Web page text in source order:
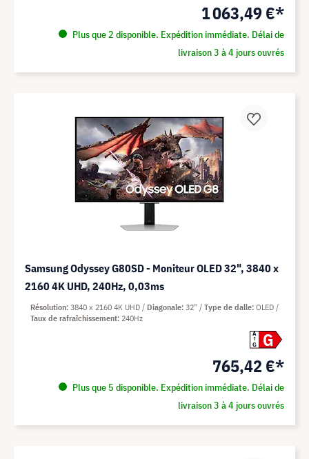
1 063,49 €*
Plus que 2 disponible. Expédition immédiate. Délai de
livraison 3 à 4 jours ouvrés
Samsung Odyssey G80SD - Moniteur OLED 32", 3840 x
2160 4K UHD, 240Hz, 0,03ms
A
G
G
765,42 €*
Plus que 5 disponible. Expédition immédiate. Délai de
livraison 3 à 4 jours ouvrés
Résolution 3840 x 2160 4K UHD Diagonale 32" Type de dalle OLED
Taux de rafraîchissement 240Hz